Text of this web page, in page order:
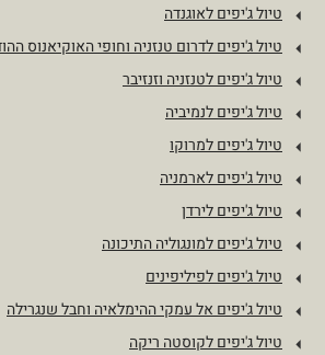
טיול ג'יפים לאוגנדה
טיול ג'יפים לדרום טנזניה וחופי האוקיאנוס
טיול ג'יפים לטנזניה וזנזיבר
טיול ג'יפים לנמיביה
טיול ג'יפים למרוקו
טיול ג'יפים לארמניה
טיול ג'יפים לירדן
טיול ג'יפים למונגוליה התיכונה
טיול ג'יפים לפיליפינים
טיול ג'יפים אל עמקי ההימלאיה וחבל שנגרילה
טיול ג'יפים לקוסטה ריקה